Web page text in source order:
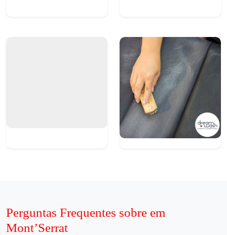
Perguntas Frequentes sobre em
Mont’Serrat